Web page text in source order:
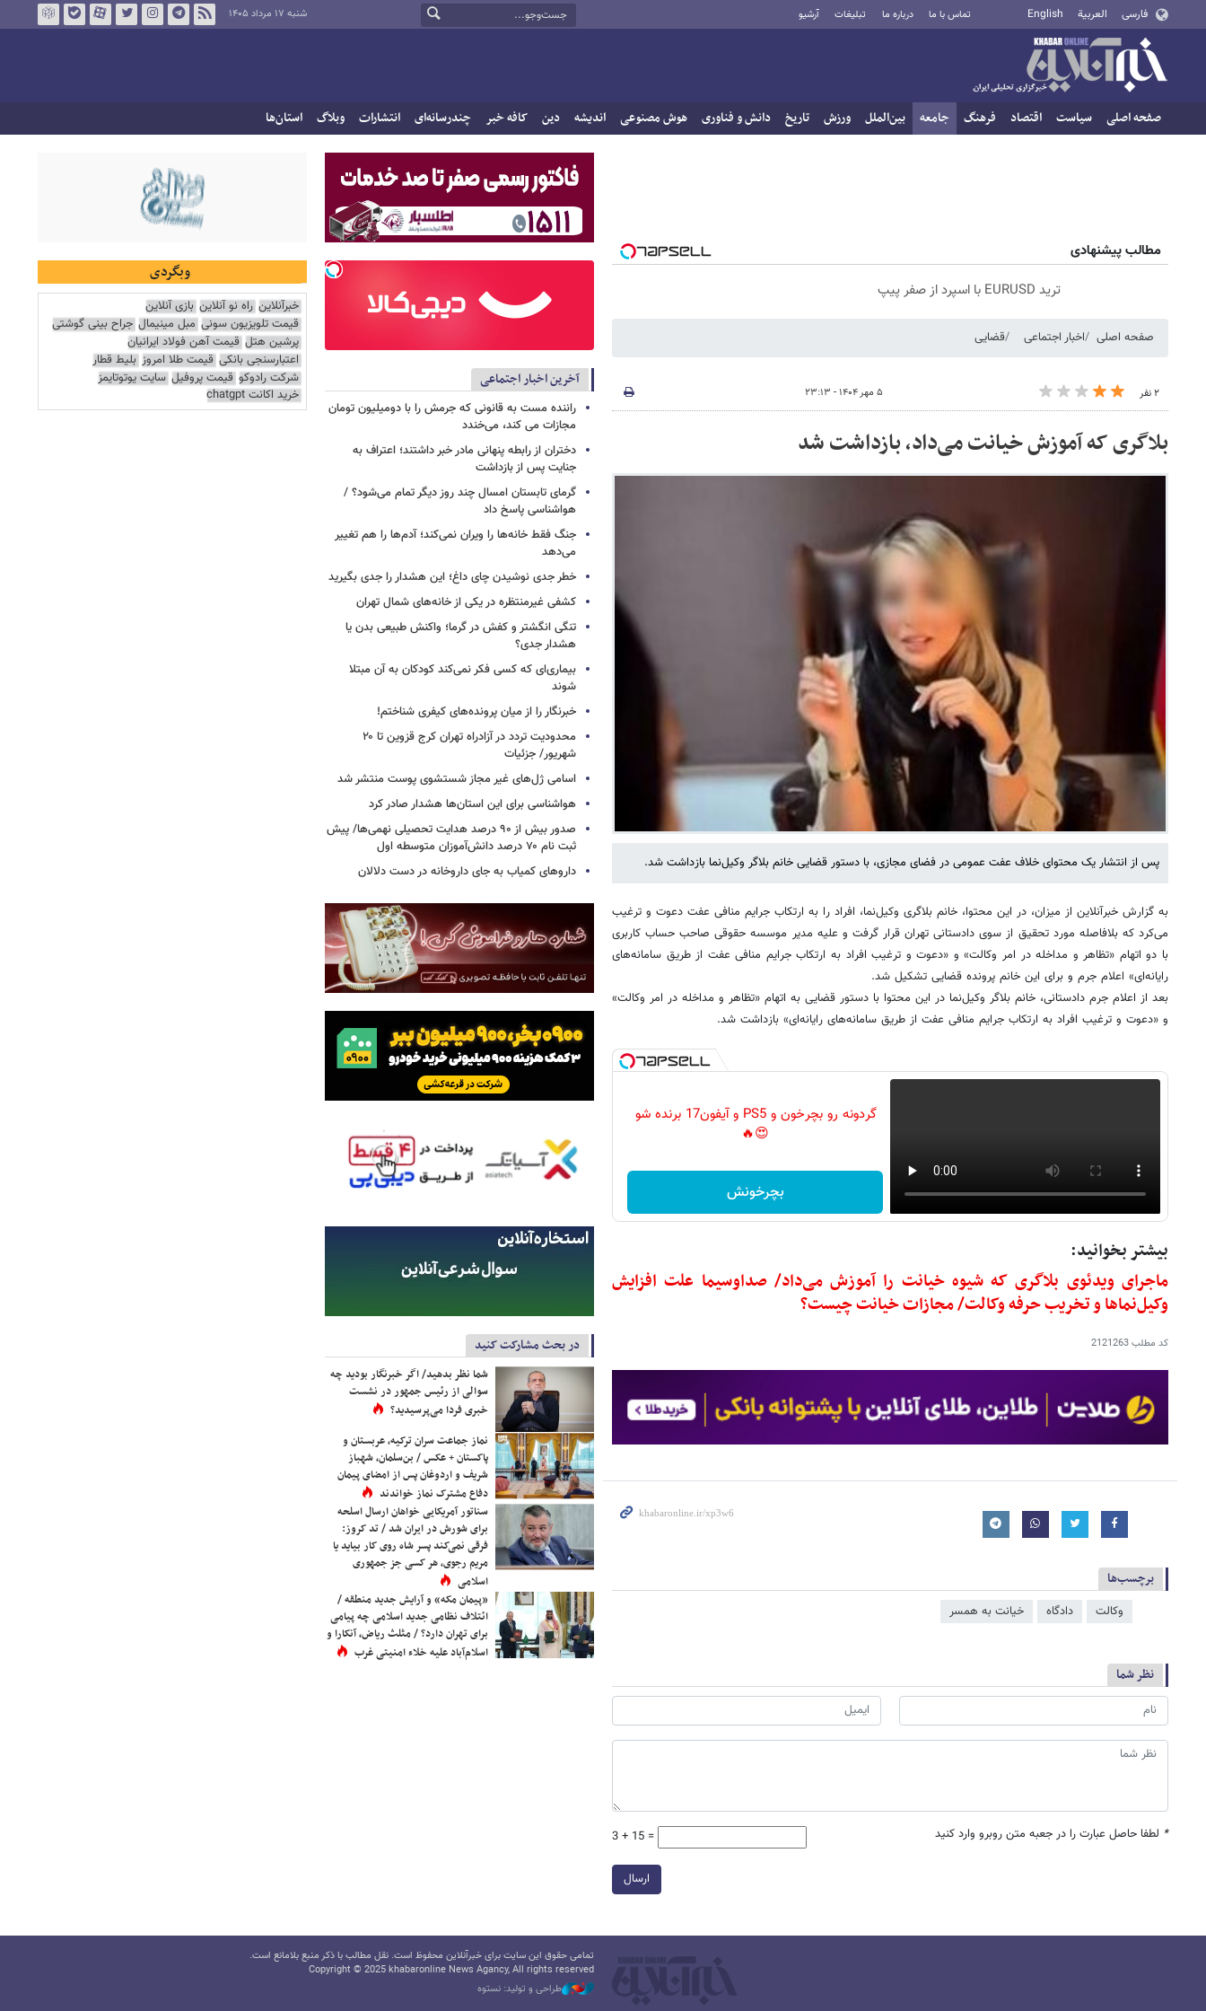
فارسی العربية English تماس با ما درباره ما تبلیغات آرشیو شنبه ۱۷ مرداد ۱۴۰۵
صفحه اصلی سیاست اقتصاد فرهنگ جامعه بین‌الملل ورزش تاریخ دانش و فناوری هوش مصنوعی اندیشه دین کافه خبر چندرسانه‌ای انتشارات وبلاگ استان‌ها
مطالب پیشنهادی
ترید EURUSD با اسپرد از صفر پیپ
صفحه اصلی اخبار اجتماعی قضایی
۲ نفر ۵ مهر ۱۴۰۴ - ۲۳:۱۳
بلاگری که آموزش خیانت می‌داد، بازداشت شد
پس از انتشار یک محتوای خلاف عفت عمومی در فضای مجازی، با دستور قضایی خانم بلاگر وکیل‌نما بازداشت شد.
به گزارش خبرآنلاین از میزان، در این محتوا، خانم بلاگری وکیل‌نما، افراد را به ارتکاب جرایم منافی عفت دعوت و ترغیب
می‌کرد که بلافاصله مورد تحقیق از سوی دادستانی تهران قرار گرفت و علیه مدیر موسسه حقوقی صاحب حساب کاربری
با دو اتهام «تظاهر و مداخله در امر وکالت» و «دعوت و ترغیب افراد به ارتکاب جرایم منافی عفت از طریق سامانه‌های
رایانه‌ای» اعلام جرم و برای این خانم پرونده قضایی تشکیل شد.
بعد از اعلام جرم دادستانی، خانم بلاگر وکیل‌نما در این محتوا با دستور قضایی به اتهام «تظاهر و مداخله در امر وکالت»
و «دعوت و ترغیب افراد به ارتکاب جرایم منافی عفت از طریق سامانه‌های رایانه‌ای» بازداشت شد.
گردونه رو بچرخون و PS5 و آیفون17 برنده شو
😍🔥
بچرخونش
بیشتر بخوانید:
ماجرای ویدئوی بلاگری که شیوه خیانت را آموزش می‌داد/ صداوسیما علت افزایش
وکیل‌نماها و تخریب حرفه وکالت/ مجازات خیانت چیست؟
کد مطلب2121263
برچسب‌ها
وکالت دادگاه خیانت به همسر
نظر شما
* لطفا حاصل عبارت را در جعبه متن روبرو وارد کنید 3 + 15 =
ارسال
آخرین اخبار اجتماعی
راننده مست به قانونی که جرمش را با دومیلیون تومان
مجازات می کند، می‌خندد
دختران از رابطه پنهانی مادر خبر داشتند؛ اعتراف به
جنایت پس از بازداشت
گرمای تابستان امسال چند روز دیگر تمام می‌شود؟ /
هواشناسی پاسخ داد
جنگ فقط خانه‌ها را ویران نمی‌کند؛ آدم‌ها را هم تغییر
می‌دهد
خطر جدی نوشیدن چای داغ؛ این هشدار را جدی بگیرید
کشفی غیرمنتظره در یکی از خانه‌های شمال تهران
تنگی انگشتر و کفش در گرما؛ واکنش طبیعی بدن یا
هشدار جدی؟
بیماری‌ای که کسی فکر نمی‌کند کودکان به آن مبتلا
شوند
خبرنگار را از میان پرونده‌های کیفری شناختم!
محدودیت تردد در آزادراه تهران کرج قزوین تا ۲۰
شهریور/ جزئیات
اسامی ژل‌های غیر مجاز شستشوی پوست منتشر شد
هواشناسی برای این استان‌ها هشدار صادر کرد
صدور بیش از ۹۰ درصد هدایت تحصیلی نهمی‌ها/ پیش
ثبت نام ۷۰ درصد دانش‌آموزان متوسطه اول
داروهای کمیاب به جای داروخانه در دست دلالان
در بحث مشارکت کنید
شما نظر بدهید/ اگر خبرنگار بودید چه
سوالی از رئیس جمهور در نشست
خبری فردا می‌پرسیدید؟
نماز جماعت سران ترکیه، عربستان و
پاکستان + عکس / بن‌سلمان، شهباز
شریف و اردوغان پس از امضای پیمان
دفاع مشترک نماز خواندند
سناتور آمریکایی خواهان ارسال اسلحه
برای شورش در ایران شد / تد کروز:
فرقی نمی‌کند پسر شاه روی کار بیاید یا
مریم رجوی، هر کسی جز جمهوری
اسلامی
«پیمان مکه» و آرایش جدید منطقه /
ائتلاف نظامی جدید اسلامی چه پیامی
برای تهران دارد؟ / مثلث ریاض، آنکارا و
اسلام‌آباد علیه خلاء امنیتی غرب
وبگردی
خبرآنلاین راه نو آنلاین بازی آنلاین
قیمت تلویزیون سونی مبل مینیمال جراح بینی گوشتی
پرشین هتل قیمت آهن فولاد ایرانیان
اعتبارسنجی بانکی قیمت طلا امروز بلیط قطار
شرکت رادوکو قیمت پروفیل سایت یوتوتایمز
خرید اکانت chatgpt
تمامی حقوق این سایت برای خبرآنلاین محفوظ است. نقل مطالب با ذکر منبع بلامانع است.
Copyright © 2025 khabaronline News Agancy, All rights reserved
طراحی و تولید: نستوه